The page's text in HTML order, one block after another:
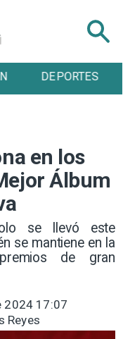
DEPORTES
en los
Álbum
se llevó este
se mantiene en la
de gran
2024 17:07
Reyes